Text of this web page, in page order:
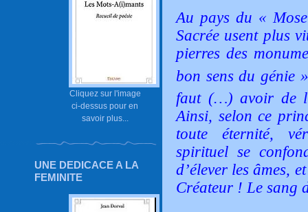
Cliquez sur l'image
ci-dessus pour en
savoir plus...
UNE DEDICACE A LA
FEMINITE
Au pays du «
Sacrée usent plus
pierres des
bon sens du génie »
faut(…)avoir de
Ainsi, selon ce
toute éternité,
spirituel se
d’élever les âmes,
Créateur ! Le sang